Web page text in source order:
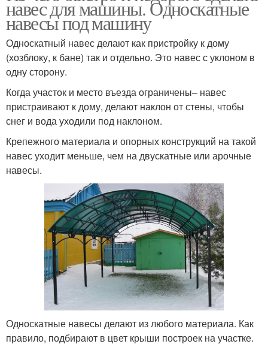
навес для машины. Односкатные
навесы под машину
Односкатный навес делают как пристройку к дому
(хозблоку, к бане) так и отдельно. Это навес с уклоном в
одну сторону.
Когда участок и место въезда ограничены– навес
пристраивают к дому, делают наклон от стены, чтобы
снег и вода уходили под наклоном.
Крепежного материала и опорных конструкций на такой
навес уходит меньше, чем на двускатные или арочные
навесы.
Односкатные навесы делают из любого материала. Как
правило, подбирают в цвет крыши построек на участке.